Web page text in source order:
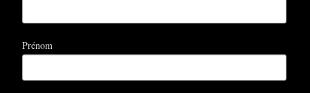
Prénom